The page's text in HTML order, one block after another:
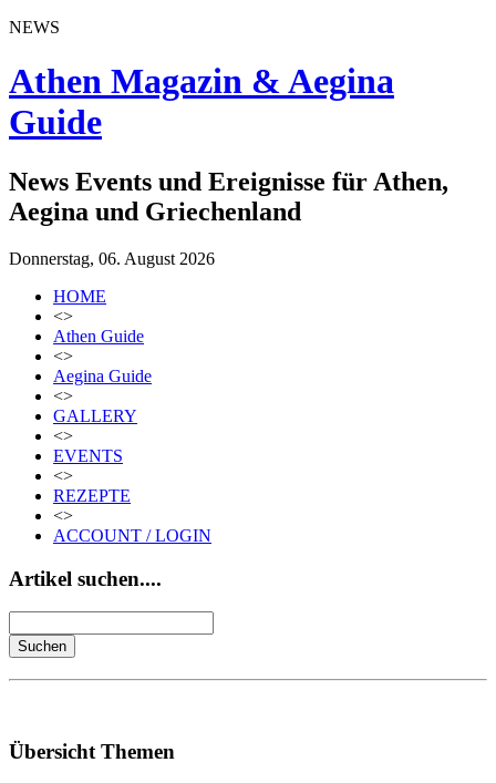
NEWS
Athen Magazin & Aegina
Guide
News Events und Ereignisse für Athen,
Aegina und Griechenland
Donnerstag, 06. August 2026
HOME
<>
Athen Guide
<>
Aegina Guide
<>
GALLERY
<>
EVENTS
<>
REZEPTE
<>
ACCOUNT / LOGIN
Artikel suchen....
Übersicht Themen